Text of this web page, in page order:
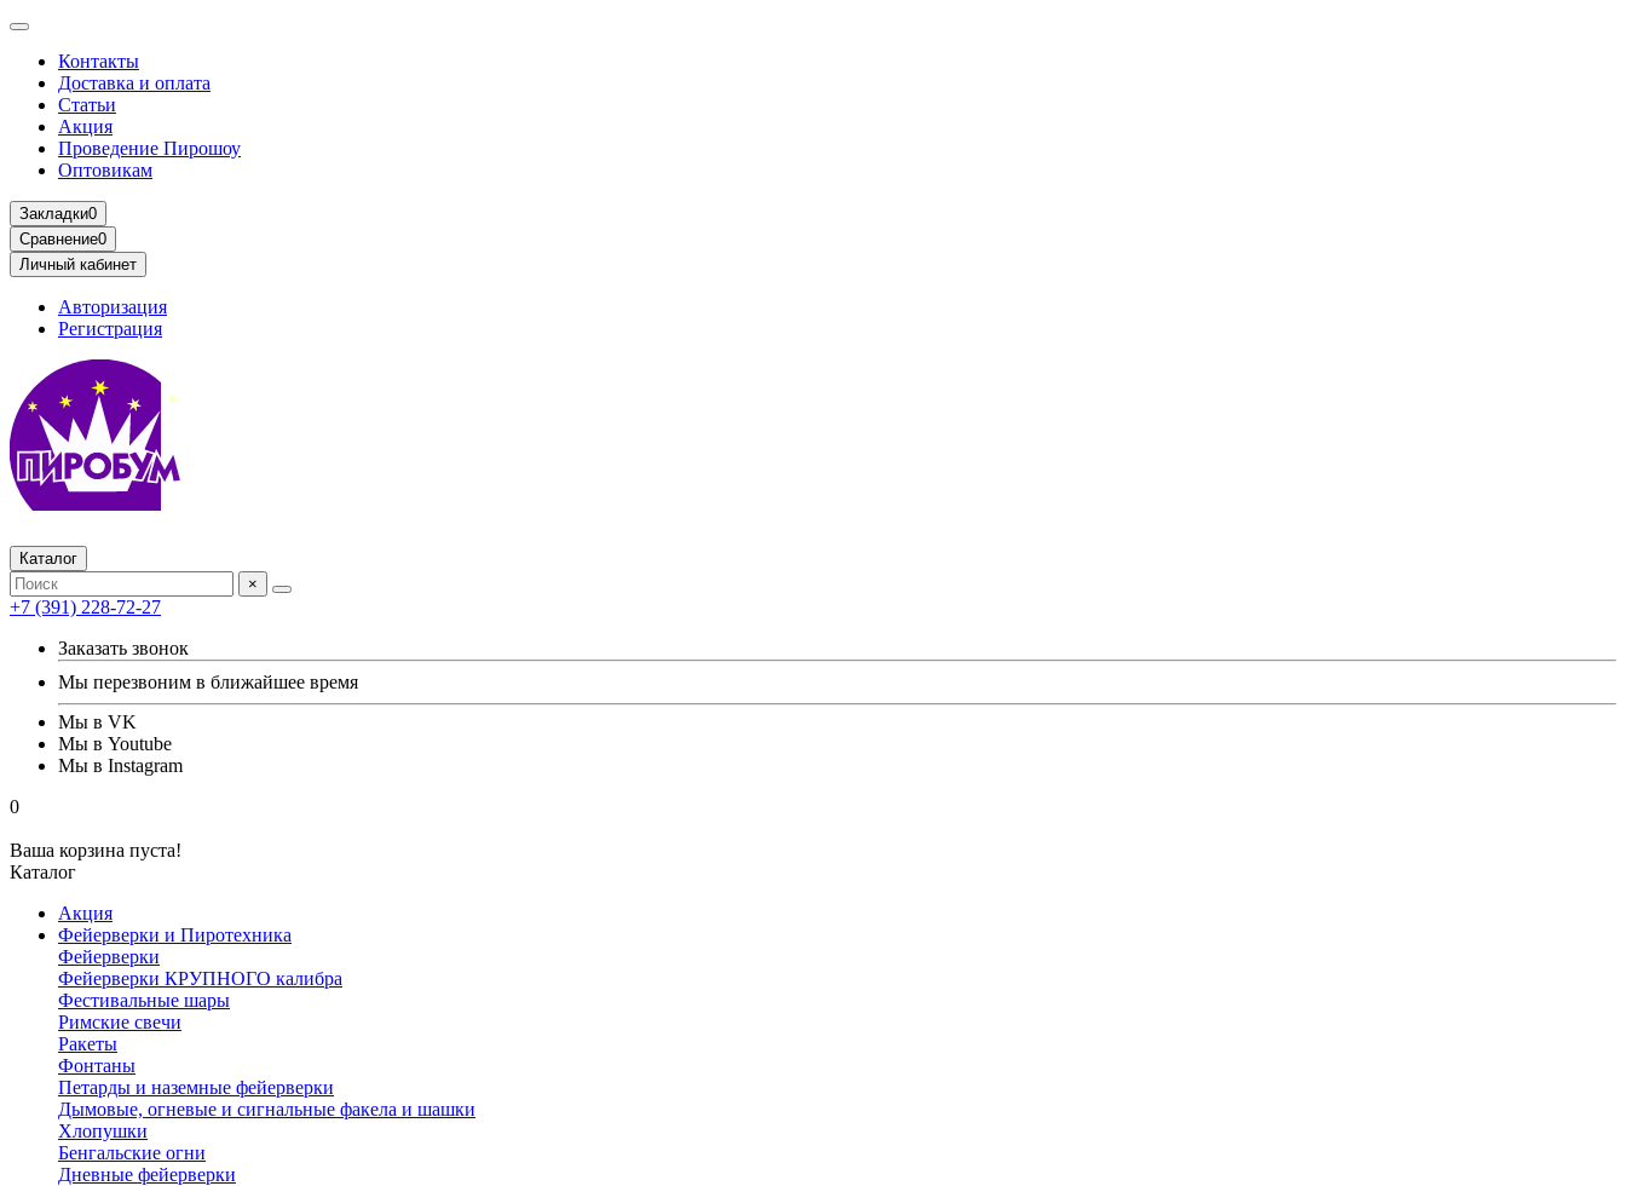
Контакты
Доставка и оплата
Статьи
Акция
Проведение Пирошоу
Оптовикам
Закладки0
Сравнение0
Личный кабинет
Авторизация
Регистрация
Каталог
×
+7 (391) 228-72-27
Заказать звонок
Мы перезвоним в ближайшее время
Мы в VK
Мы в Youtube
Мы в Instagram
0
Ваша корзина пуста!
Каталог
Акция
Фейерверки и Пиротехника
Фейерверки
Фейерверки КРУПНОГО калибра
Фестивальные шары
Римские свечи
Ракеты
Фонтаны
Петарды и наземные фейерверки
Дымовые, огневые и сигнальные факела и шашки
Хлопушки
Бенгальские огни
Дневные фейерверки